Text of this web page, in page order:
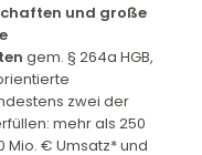
und große
gem. § 264a HGB,
zwei der
mehr als 250
Mio. € Umsatz* und